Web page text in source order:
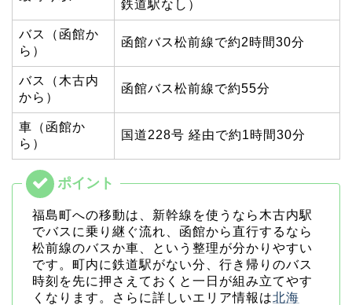
鉄道駅なし）
バス（函館か
ら）
函館バス松前線で約2時間30分
バス（木古内
から）
函館バス松前線で約55分
車（函館か
ら）
国道228号 経由で約1時間30分
福島町への移動は、新幹線を使うなら木古内駅
でバスに乗り継ぐ流れ、函館から直行するなら
松前線のバスか車、という整理が分かりやすい
です。町内に鉄道駅がない分、行き帰りのバス
時刻を先に押さえておくと一日が組み立てやす
くなります。さらに詳しいエリア情報は北海